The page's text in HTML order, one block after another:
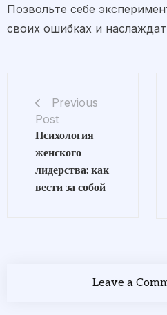
Позвольте себе
своих ошибках и
Previous
Post
Психология
женского
лидерства: как
вести за собой
Leave a